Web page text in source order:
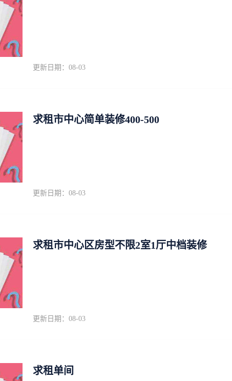
更新日期：08-03
求租市中心简单装修400-500
更新日期：08-03
求租市中心区房型不限2室1厅中档装修
更新日期：08-03
求租单间